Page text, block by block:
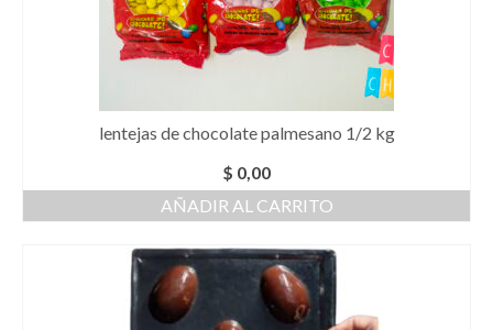
lentejas de chocolate palmesano 1/2 kg
$ 0,00
AÑADIR AL CARRITO